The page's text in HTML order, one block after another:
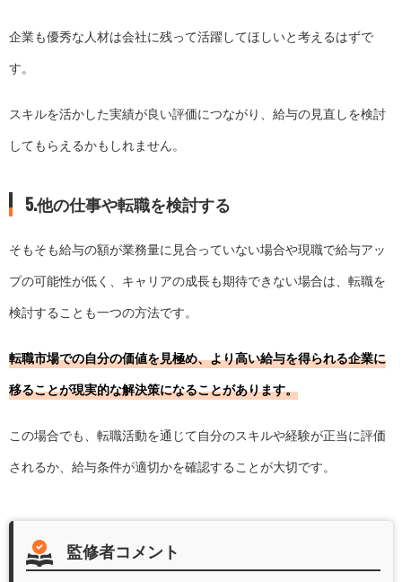
企業も優秀な人材は会社に残って活躍してほしいと考えるはずで
す。
スキルを活かした実績が良い評価につながり、給与の見直しを検討
してもらえるかもしれません。
5.他の仕事や転職を検討する
そもそも給与の額が業務量に見合っていない場合や現職で給与アッ
プの可能性が低く、キャリアの成長も期待できない場合は、転職を
検討することも一つの方法です。
転職市場での自分の価値を見極め、より高い給与を得られる企業に
移ることが現実的な解決策になることがあります。
この場合でも、転職活動を通じて自分のスキルや経験が正当に評価
されるか、給与条件が適切かを確認することが大切です。
監修者コメント